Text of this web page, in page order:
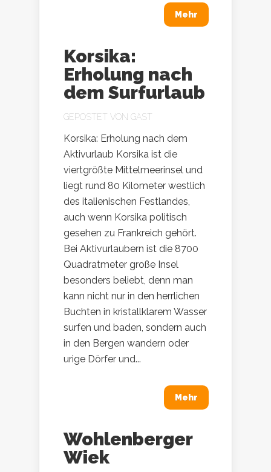
Mehr
Korsika:
Erholung nach
dem Surfurlaub
GEPOSTET VON GAST
Korsika: Erholung nach dem
Aktivurlaub Korsika ist die
viertgrößte Mittelmeerinsel und
liegt rund 80 Kilometer westlich
des italienischen Festlandes,
auch wenn Korsika politisch
gesehen zu Frankreich gehört.
Bei Aktivurlaubern ist die 8700
Quadratmeter große Insel
besonders beliebt, denn man
kann nicht nur in den herrlichen
Buchten in kristallklarem Wasser
surfen und baden, sondern auch
in den Bergen wandern oder
urige Dörfer und...
Mehr
Wohlenberger
Wiek